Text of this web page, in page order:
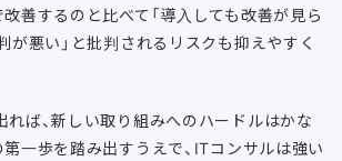
善するのと比べて「導入しても改善が見ら
が悪い」と批判されるリスクも抑えやすく
れば、新しい取り組みへのハードルはかな
第一歩を踏み出すうえで、ITコンサルは強い